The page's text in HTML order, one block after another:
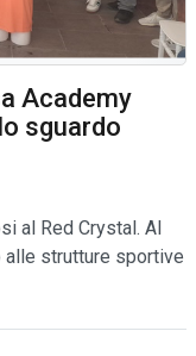
Academy
sguardo
al Red Crystal. Al
strutture sportive